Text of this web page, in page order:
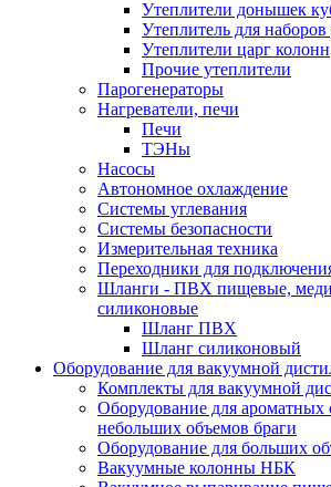
Утеплители донышек
Утеплитель для
Утеплители царг колонн
Прочие утеплители
Парогенераторы
Нагреватели, печи
Печи
ТЭНы
Насосы
Автономное охлаждение
Системы углевания
Системы безопасности
Измерительная техника
Переходники для
Шланги - ПВХ пищевые,
силиконовые
Шланг ПВХ
Шланг силиконовый
Оборудование для вакуумной
Комплекты для вакуумной
Оборудование для ароматных
небольших объемов браги
Оборудование для больших
Вакуумные колонны НБК